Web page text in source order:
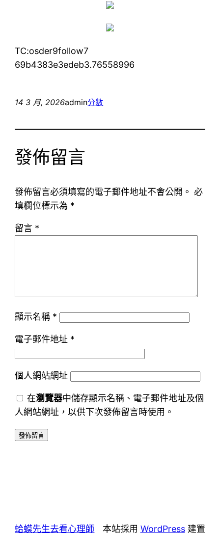
TC:osder9follow7
69b4383e3edeb3.76558996
14 3 月, 2026admin分數
發佈留言
發佈留言必須填寫的電子郵件地址不會公開。 必
填欄位標示為 *
留言 *
顯示名稱 *
電子郵件地址 *
個人網站網址
在瀏覽器中儲存顯示名稱、電子郵件地址及個
人網站網址，以供下次發佈留言時使用。
蛤蟆先生去看心理師 本站採用 WordPress建置